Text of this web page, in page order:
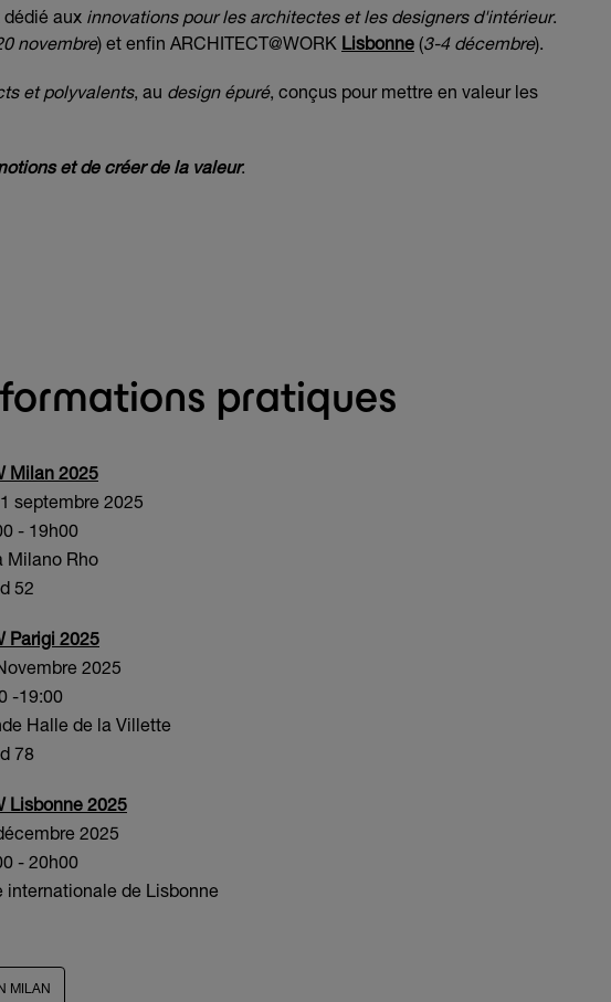
aux innovations pour les architectes et les designers d'intérieur.
novembre) et enfin ARCHITECT@WORK Lisbonne (3-4 décembre).
et polyvalents, au design épuré, conçus pour mettre en valeur les
et de créer de la valeur.
pratiques
Milan 2025
septembre 2025
- 19h00
Milano Rho
52
Parigi 2025
2025
-19:00
Halle de la Villette
78
Lisbonne 2025
2025
- 20h00
internationale de Lisbonne
MILAN